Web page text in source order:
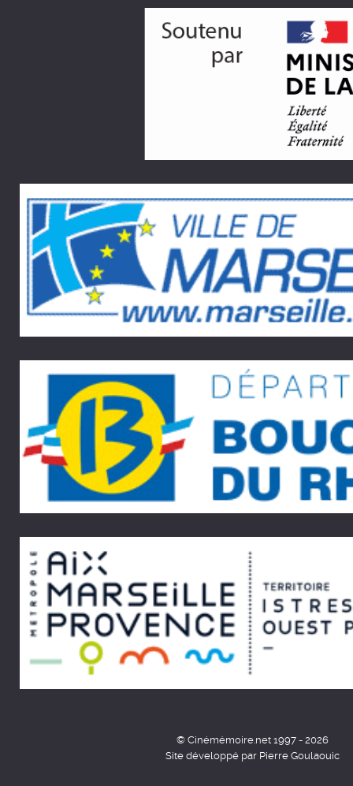
© Cinémémoire.net 1997 - 2026
Site développé par Pierre Goulaouic